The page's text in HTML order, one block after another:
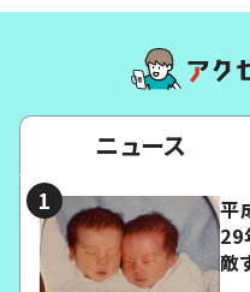
ニュース
平
29
敵